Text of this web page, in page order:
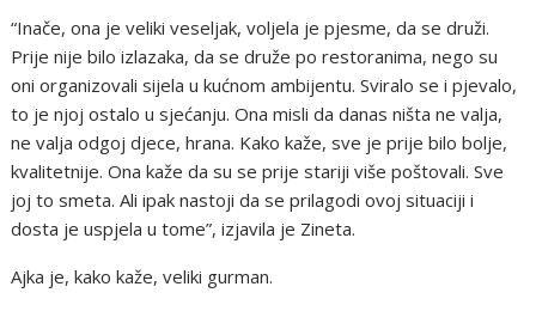
“Inače, ona je veliki veseljak, voljela je pjesme, da se druži.
Prije nije bilo izlazaka, da se druže po restoranima, nego su
oni organizovali sijela u kućnom ambijentu. Sviralo se i pjevalo,
to je njoj ostalo u sjećanju. Ona misli da danas ništa ne valja,
ne valja odgoj djece, hrana. Kako kaže, sve je prije bilo bolje,
kvalitetnije. Ona kaže da su se prije stariji više poštovali. Sve
joj to smeta. Ali ipak nastoji da se prilagodi ovoj situaciji i
dosta je uspjela u tome”, izjavila je Zineta.
Ajka je, kako kaže, veliki gurman.